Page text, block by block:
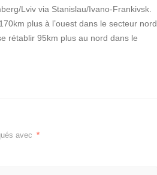
Lviv via Stanislau/Ivano-Frankivsk.
plus à l’ouest dans le secteur nord
rétablir 95km plus au nord dans le
avec *